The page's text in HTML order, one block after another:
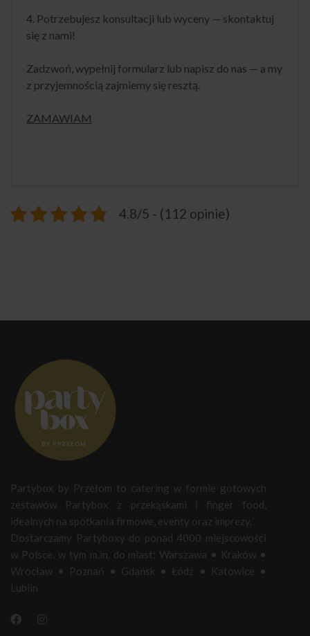
4. Potrzebujesz konsultacji lub wyceny — skontaktuj
się z nami!
Zadzwoń, wypełnij formularz lub napisz do nas — a my
z przyjemnością zajmiemy się resztą.
ZAMAWIAM
4.8/5 - (112 opinie)
Partybox by Przełom to catering w formie gotowych
zestawów Partybox z przekąskami i finger food,
idealnych na spotkania firmowe, eventy oraz imprezy.
Dostarczamy Partyboxy do ponad 4000 miejscowości
w Polsce, w tym m.in. do miast: Warszawa • Kraków •
Wrocław • Poznań • Gdańsk • Łódź • Katowice •
Lublin